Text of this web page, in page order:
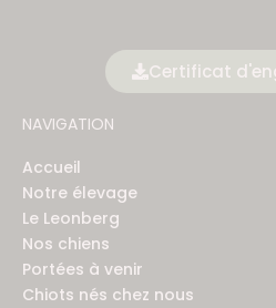
Certificat
NAVIGATION
Accueil
Notre élevage
Le Leonberg
Nos chiens
Portées à venir
Chiots nés chez nous